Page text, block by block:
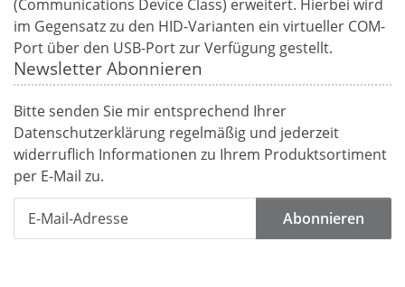
(Communications Device Class) erweitert. Hierbei wird
im Gegensatz zu den HID-Varianten ein virtueller COM-
Port über den USB-Port zur Verfügung gestellt.
Newsletter Abonnieren
Bitte senden Sie mir entsprechend Ihrer
Datenschutzerklärung regelmäßig und jederzeit
widerruflich Informationen zu Ihrem Produktsortiment
per E-Mail zu.
Abonnieren